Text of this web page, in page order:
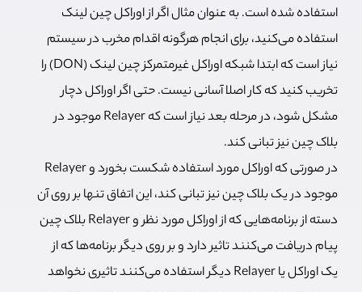
استفاده شده است. به عنوان مثال اگر از اوراکل چین لینک
استفاده می‌کنید، برای انجام هرگونه اقدام مخرب در سیستم
نیاز است که ابتدا شبکه اوراکل غیرمتمرکز چین لینک (DON) را
تخریب کنید که کار اصلا آسانی نیست. حتی اگر اوراکل دچار
مشکل شود، در مرحله بعد نیاز است که Relayer موجود در
بلاک چین نیز تبانی کند.
در صورتی که اوراکل مورد استفاده شکست بخورد و Relayer
موجود در یک بلاک چین نیز تبانی کند، این اتفاق تنها بر روی آن
دسته از برنامه‌هایی که از اوراکل مورد نظر و Relayer بلاک چین
پیام دریافت می‌کنند تاثیر دارد و بر روی دیگر برنامه‌ها که از
یک اوراکل یا Relayer دیگر استفاده می‌کنند تاثیری نخواهد